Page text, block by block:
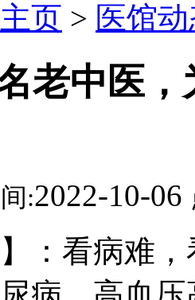
主页 > 医馆
老中医
:2022-10-06
看病难，